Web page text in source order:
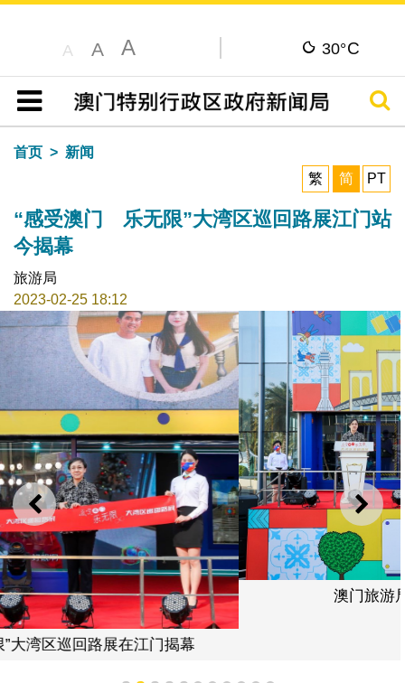
A A A 30°C
目录
搜寻
首页
新闻
繁
简 PT
“感受澳门 乐无限”大湾区巡回路展江门站
今揭幕
旅游局
2023-02-25 18:12
上一则 下一
澳门旅游局局长文绮华致开幕辞